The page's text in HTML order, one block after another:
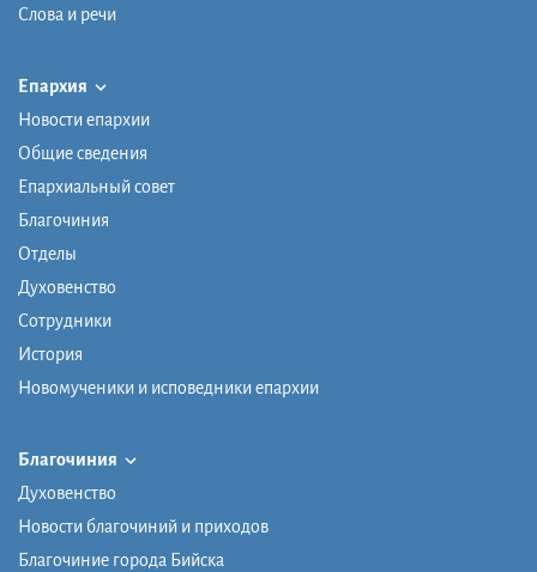
Слова и речи
Епархия
Новости епархии
Общие сведения
Епархиальный совет
Благочиния
Отделы
Духовенство
Сотрудники
История
Новомученики и исповедники епархии
Благочиния
Духовенство
Новости благочиний и приходов
Благочиние города Бийска